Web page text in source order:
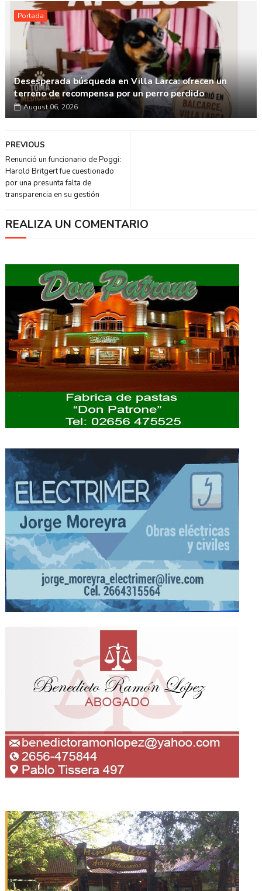
Portada
Desesperada búsqueda en Villa Larca: ofrecen un
terreno de recompensa por un perro perdido
August 06, 2026
PREVIOUS
Renunció un funcionario de Poggi:
Harold Britgert fue cuestionado
por una presunta falta de
transparencia en su gestión
REALIZA UN COMENTARIO